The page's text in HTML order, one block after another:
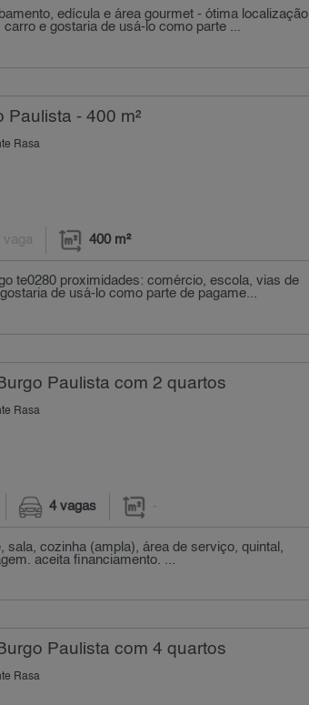
edícula e área gourmet - ótima localização
e gostaria de usá-lo como parte ...
Paulista - 400 m²
Rasa
vaga 400 m²
te0280 proximidades: comércio, escola, vias de
de usá-lo como parte de pagame...
Paulista com 2 quartos
Rasa
4 vagas -
cozinha (ampla), área de serviço, quintal,
aceita financiamento. ...
Paulista com 4 quartos
Rasa